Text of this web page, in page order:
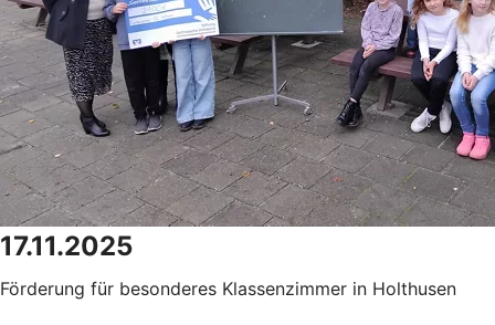
17.11.2025
Förderung für besonderes Klassenzimmer in Holthusen